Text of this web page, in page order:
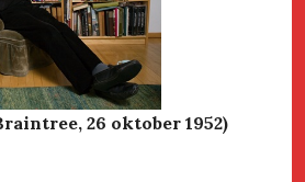
26 oktober 1952)